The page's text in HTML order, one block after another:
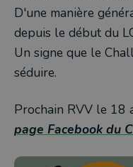
D'une manière
depuis le début du
Un signe que le
séduire.
Prochain RVV le 18
page Facebook du